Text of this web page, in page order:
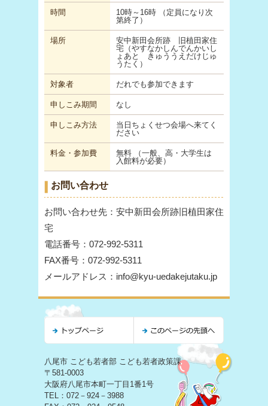
時間
10時～16時 （定員になり次
第終了）
場所
安中新田会所跡 旧植田家住
宅（やすなかしんでんかいし
ょあと きゅううえだけじゅ
うたく）
対象者 だれでも参加できます
申しこみ期間 なし
申しこみ方法
当日ちょくせつ会場へ来てく
ださい
料金・参加費
無料 （一般、高・大学生は
入館料が必要）
お問い合わせ
お問い合わせ先：安中新田会所跡旧植田家住
宅
電話番号：072-992-5311
FAX番号：072-992-5311
メールアドレス：info@kyu-uedakejutaku.jp
八尾市 こども若者部 こども若者政策課
〒581-0003
大阪府八尾市本町一丁目1番1号
TEL：072－924－3988